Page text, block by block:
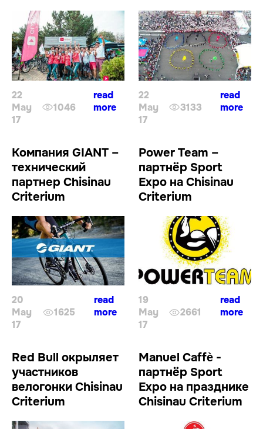
22
May
17
1046
read
more
22
May
17
3133
read
more
Компания GIANT –
технический
партнер Chisinau
Criterium
20
May
17
1625
read
more
Power Team –
партнёр Sport
Expo на Chisinau
Criterium
19
May
17
2661
read
more
Red Bull окрыляет
участников
велогонки Chisinau
Criterium
Manuel Caffè -
партнёр Sport
Expo на празднике
Chisinau Criterium